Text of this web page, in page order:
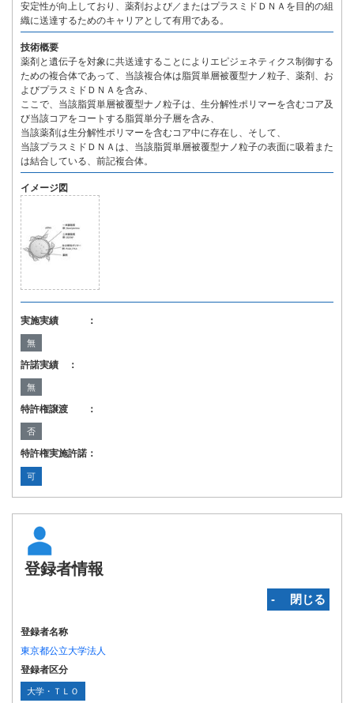
安定性が向上しており、薬剤および／またはプラスミドＤＮＡを目的の組
織に送達するためのキャリアとして有用である。
技術概要
薬剤と遺伝子を対象に共送達することによりエピジェネティクス制御する
ための複合体であって、当該複合体は脂質単層被覆型ナノ粒子、薬剤、お
よびプラスミドＤＮＡを含み、
ここで、当該脂質単層被覆型ナノ粒子は、生分解性ポリマーを含むコア及
び当該コアをコートする脂質単分子層を含み、
当該薬剤は生分解性ポリマーを含むコア中に存在し、そして、
当該プラスミドＤＮＡは、当該脂質単層被覆型ナノ粒子の表面に吸着また
は結合している、前記複合体。
イメージ図
実施実績 ：
無
許諾実績 ：
無
特許権譲渡 ：
否
特許権実施許諾：
可
登録者情報
‐ 閉じる
登録者名称
東京都公立大学法人
登録者区分
大学・ＴＬＯ